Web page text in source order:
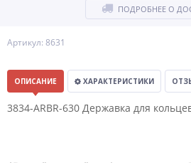
Артикул: 8631
ПОДРОБНЕЕ О
ОПИСАНИЕ ХАРАКТЕРИСТИКИ
3834-ARBR-630 Державка для